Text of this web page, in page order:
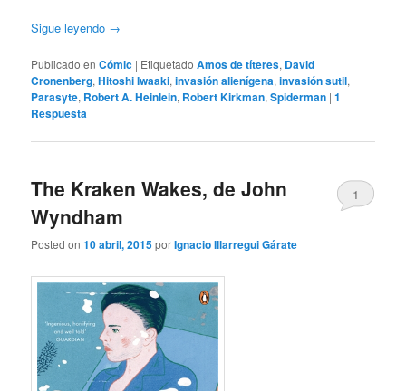
Sigue leyendo →
Publicado en Cómic | Etiquetado Amos de títeres, David
Cronenberg,Hitoshi Iwaaki,invasión alienígena,invasión sutil,
Parasyte, Robert A. Heinlein, Robert Kirkman,Spiderman |1
Respuesta
The Kraken Wakes, de John
Wyndham
Posted on10 abril, 2015porIgnacio Illarregui Gárate
1